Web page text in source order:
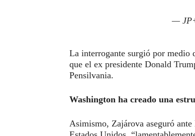
—
La interrogante surgió por medio
que el ex presidente Donald
Pensilvania.
Washington ha creado una
Asimismo, Zajárova aseguró